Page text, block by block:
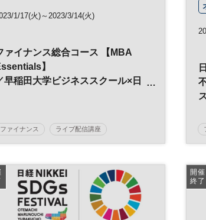
1/17(火)～2023/3/14(火)
ァイナンス総合コース 【MBA
】
早稲田大学ビジネススクール×日
ファイナンス ライブ配信講座
日経ビジネススクール
開催
終了